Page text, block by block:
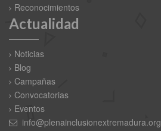
Reconocimientos
Actualidad
Noticias
Blog
Campañas
Convocatorias
Eventos
info@plenainclusionextremadura.org